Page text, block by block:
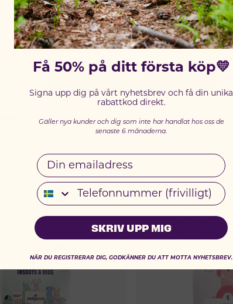
Currency: SEK
SELECT YOUR COUNTRY:
OPTIMAL TILLVÄXT
Få 50% på ditt första köp💛
Signa upp dig på vårt nyhetsbrev och få din unika
rabattkod direkt.
Gäller nya kunder och dig som inte har handlat hos oss de
senaste 6 månaderna.
Email
Telefonnummer
SKRIV UPP MIG
NÄR DU REGISTRERAR DIG, GODKÄNNER DU ATT MOTTA NYHETSBREV.